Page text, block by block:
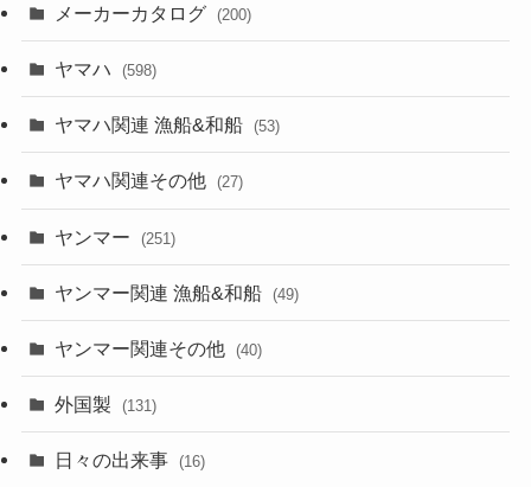
メーカーカタログ (200)
ヤマハ (598)
ヤマハ関連 漁船&和船 (53)
ヤマハ関連その他 (27)
ヤンマー (251)
ヤンマー関連 漁船&和船 (49)
ヤンマー関連その他 (40)
外国製 (131)
日々の出来事 (16)